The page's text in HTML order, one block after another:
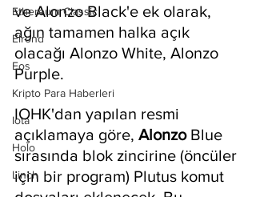
Ethereum Classic
Elrond
Eos
Kripto Para Haberleri
Iota
Holo
Linch
ve Alonzo Black'e ek olarak,
ağın tamamen halka açık
olacağı Alonzo White, Alonzo
Purple.
IOHK'dan yapılan resmi
açıklamaya göre, Alonzo Blue
sırasında blok zincirine (öncüler
için bir program) Plutus komut